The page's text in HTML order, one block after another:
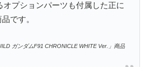
オプションパーツも付属した正に
です。
ガンダムF91 CHRONICLE WHITE Ver.」商品